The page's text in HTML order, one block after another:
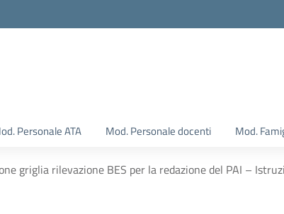
Personale ATA Mod. Personale docenti Mod.
griglia rilevazione BES per la redazione del PAI –